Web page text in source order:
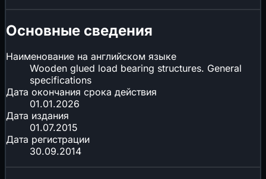
Основные сведения
Наименование на английском языке
Wooden glued load bearing structures. General
specifications
Дата окончания срока действия
01.01.2026
Дата издания
01.07.2015
Дата регистрации
30.09.2014